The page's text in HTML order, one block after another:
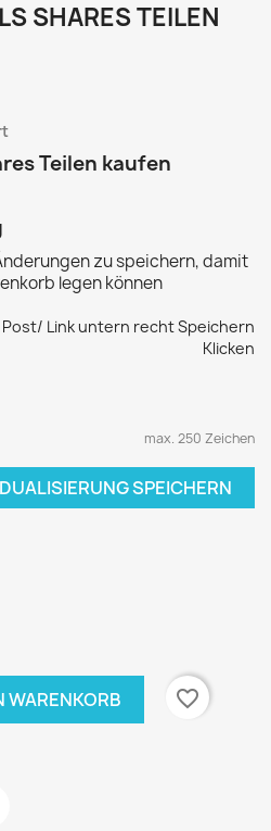
SHARES TEILEN
Teilen kaufen
zu speichern, damit
legen können
Link untern recht Speichern
Klicken
max. 250 Zeichen
SPEICHERN
WARENKORB
favorite_border